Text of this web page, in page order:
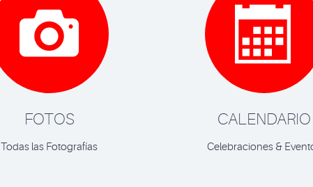

FOTOS
Todas las Fotografías

CALENDARIO
Celebraciones &